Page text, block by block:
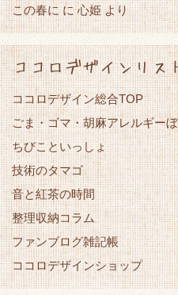
この春に に 心姫 より
ココロデザインリス
ココロデザイン総合TOP
ごま・ゴマ・胡麻アレルギー
ちびこといっしょ
技術のタマゴ
音と紅茶の時間
整理収納コラム
ファンブログ雑記帳
ココロデザインショップ